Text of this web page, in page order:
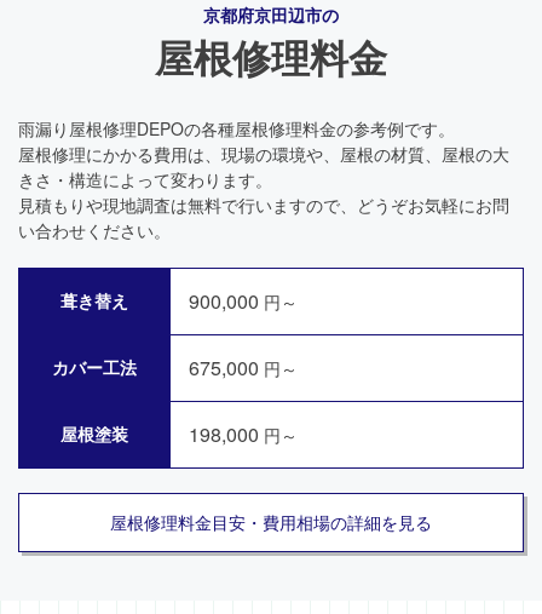
京都府京田辺市の
屋根修理料金
雨漏り屋根修理DEPOの各種屋根修理料金の参考例です。
屋根修理にかかる費用は、現場の環境や、屋根の材質、屋根の大
きさ・構造によって変わります。
見積もりや現地調査は無料で行いますので、どうぞお気軽にお問
い合わせください。
葺き替え 900,000 円～
カバー工法 675,000 円～
屋根塗装 198,000 円～
屋根修理料金目安・費用相場の詳細を見る